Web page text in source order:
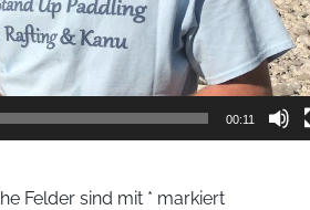
00:11
Felder sind mit * markiert